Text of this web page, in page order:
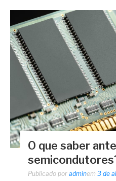
O que saber
Publicado por adminem 3 de